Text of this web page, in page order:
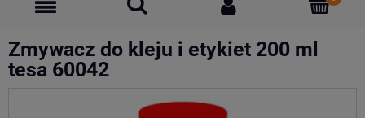
Zmywacz do kleju i etykiet 200 ml
tesa 60042